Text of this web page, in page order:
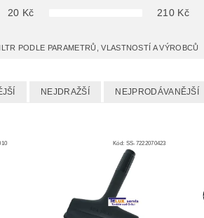
20 Kč 210Kč
PODLE PARAMETRŮ, VLASTNOSTÍ A VÝROBCŮ
NEJDRAŽŠÍ NEJPRODÁVANĚJŠÍ
Kód: SS-7222070423